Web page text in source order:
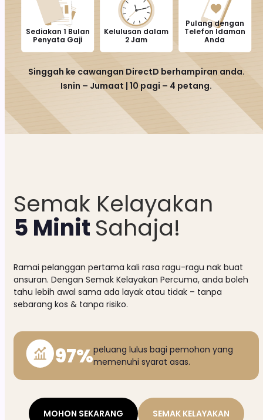
Sediakan 1 Bulan
Penyata Gaji
Kelulusan dalam
2 Jam
Pulang dengan
Telefon Idaman
Anda
Singgah ke cawangan DirectD berhampiran anda.
Isnin – Jumaat | 10 pagi – 4 petang.
Semak Kelayakan
5 Minit Sahaja!
Ramai pelanggan pertama kali rasa ragu-ragu nak buat
ansuran. Dengan Semak Kelayakan Percuma, anda boleh
tahu lebih awal sama ada layak atau tidak – tanpa
sebarang kos & tanpa risiko.
97%peluang lulus bagi pemohon yang
memenuhi syarat asas.
MOHON SEKARANG SEMAK KELAYAKAN